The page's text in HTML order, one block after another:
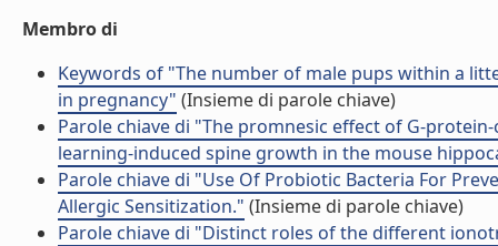
Membro di
Keywords of "The number of male pups within a
in pregnancy" (Insieme di parole chiave)
Parole chiave di "The promnesic effect of G-
learning-induced spine growth in the mouse
Parole chiave di "Use Of Probiotic Bacteria For
Allergic Sensitization." (Insieme di parole chiave)
Parole chiave di "Distinct roles of the different